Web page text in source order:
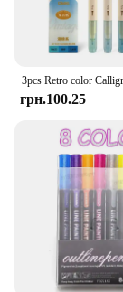
грн.100.25